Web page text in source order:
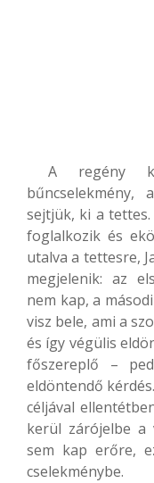
A regény
sejtjük, ki a
foglalkozik és
utalva a tettesre,
megjelenik: az
nem kap, a
visz bele, ami a
és így végülis
főszereplő –
eldöntendő
céljával
kerül zárójelbe a
sem kap erőre,
cselekménybe.